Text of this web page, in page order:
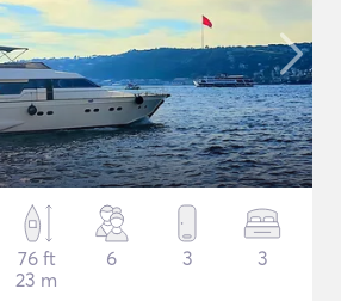
76 ft
23 m
6 3 3